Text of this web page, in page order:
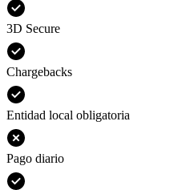
3D Secure
Chargebacks
Entidad local obligatoria
Pago diario